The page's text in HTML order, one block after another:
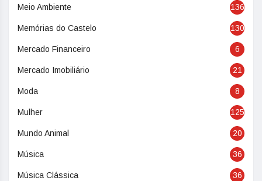
Meio Ambiente 136
Memórias do Castelo 130
Mercado Financeiro 6
Mercado Imobiliário 21
Moda 8
Mulher 125
Mundo Animal 20
Música 36
Música Clássica 36